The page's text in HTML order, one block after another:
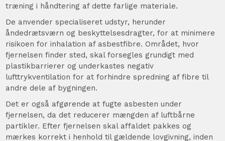
træning i håndtering af dette farlige materiale.
De anvender specialiseret udstyr, herunder
åndedrætsværn og beskyttelsesdragter, for at minimere
risikoen for inhalation af asbestfibre. Området, hvor
fjernelsen finder sted, skal forsegles grundigt med
plastikbarrierer og underkastes negativ
lufttrykventilation for at forhindre spredning af fibre til
andre dele af bygningen.
Det er også afgørende at fugte asbesten under
fjernelsen, da det reducerer mængden af luftbårne
partikler. Efter fjernelsen skal affaldet pakkes og
mærkes korrekt i henhold til gældende lovgivning, inden